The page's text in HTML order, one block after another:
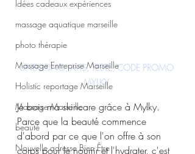
Idées cadeaux expériences
massage aquatique marseille
photo thérapie
Massage Entreprise Marseille
Holistic reportage Marseille
Massage Marseille
beauté
Nouvelle adresse Bien Être
UNBOXING, AVIS, TESTE, CODE PROMO
MYLKY
Je bois ma skincare grâce à Mylky.
Parce que la beauté commence
d'abord par ce que l'on offre à son
corps pour le nourrir et l'hydrater, c'est